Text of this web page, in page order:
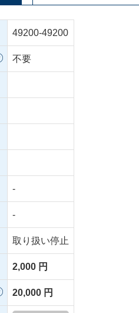
49200-49200
不要
-
-
取り扱い停止
2,000 円
20,000 円